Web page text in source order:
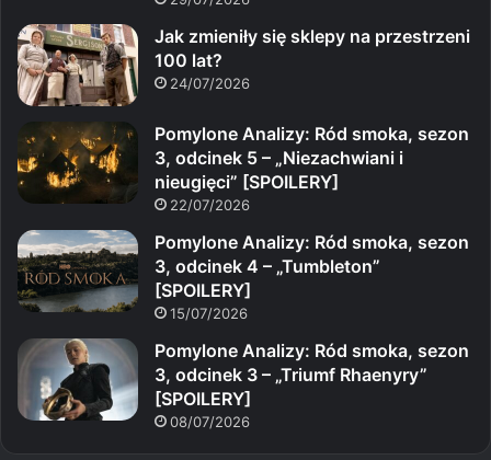
Jak zmieniły się sklepy na przestrzeni
100 lat?
24/07/2026
Pomylone Analizy: Ród smoka, sezon
3, odcinek 5 – „Niezachwiani i
nieugięci” [SPOILERY]
22/07/2026
Pomylone Analizy: Ród smoka, sezon
3, odcinek 4 – „Tumbleton”
[SPOILERY]
15/07/2026
Pomylone Analizy: Ród smoka, sezon
3, odcinek 3 – „Triumf Rhaenyry”
[SPOILERY]
08/07/2026